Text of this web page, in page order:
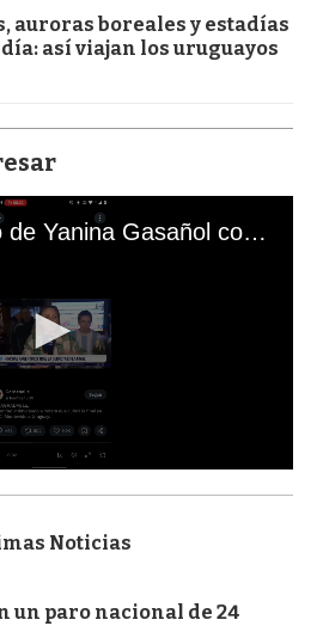
auroras boreales y estadías
día: así viajan los uruguayos
El mal momento de Yanina Gasañol con un hincha argentino en "Subrayado"
Noticias
un paro nacional de 24